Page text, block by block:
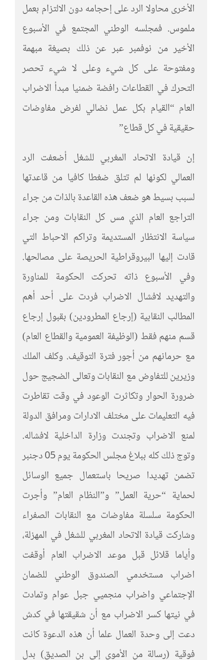
الأخرى محاولا الرد على إحجامه دون الالتزام بعمل
ملموس. فمجلسه الوطني المجتمع في الأسبوع
الأخير من نوفمبر عبر عن ذلك بصيغة مبهمة
ومفتوحة على كل شيء وعلى لا شيء تحصر
التحرك في القطاعات رافضة ضمنيا مبدأ الاضراب
العام “القيام بكل عمل نضالي لفرض مفاوضات
حقيقية في كل قطاع”
إن قيادة الاتحاد المغربي للشغل أضعفت الرد
العمالي لكونها لم تتلق ضغطا كافيا من قاعدتها
لسبب بسيط هو ضعف هذه القاعدة بالذات من جراء
التراجع العام الذي مس كل النقابات ومن جراء
سياسة الانتظار المستديمة وتراكم الاحباط التي
قادت إليها البيروقراطية الحريصة على مصالحها.
وفي الأسبوع ذاته تحركت الحكومة للمناورة
والتهديد لافشال الاضراب فردت على أحد أهم
المطالب النقابية (إرجاع المطرودين) بقبول إرجاع
قسم منهم فقط (الوظيفة العمومية والقطاع العام)
مع حرمانهم من أجور فترة التوقيف. وكلف الملك
وزيرين للتفاوض مع النقابات وتعالى الضجيج حول
ضرورة الحوار وتكاثرت الوعود في وقت تقاطرت
فيه التعليمات على مختلف الادارات ومرافق الدولة
لمنع الاضراب وتجندت وزارة الداخلية لافشاله.
وتوج ذلك كله ببلاغ مجلس الحكومة يوم 05 دجنبر
تضمن تهديدا صريحا باستعمال جميع الوسائل
لحماية “حرية العمل” و”النظام العام” وأجرت
الحكومة سلسلة مفاوضات مع النقابات الصفراء
وشاركت قيادة الاتحاد المغربي للشغل في المهزلة،
وأياما قلائل قبل موعد الاضراب العام أوقفت
اضراب مستخدمي الصندوق الوطني للضمان
الإجتماعي واضراب منجميي جبل عوام وتمادت
في نيتها كسر الاضراب مع أن شقيقتها في كدش
دعت إلى وحدة العمال علما أن هذه الدعوة كانت
فوقية (رسالة من الأموي إلى بن الصديق) بدل